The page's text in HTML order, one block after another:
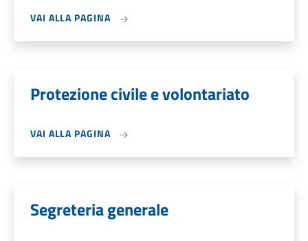
VAI ALLA PAGINA
Protezione civile e volontariato
VAI ALLA PAGINA
Segreteria generale